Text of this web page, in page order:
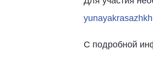
С подробной